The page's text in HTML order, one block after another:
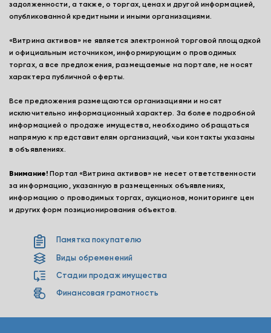
задолженности, а также, о торгах, ценах и другой информацией,
опубликованной кредитными и иными организациями.
«Витрина активов» не является электронной торговой площадкой
и официальным источником, информирующим о проводимых
торгах, а все предложения, размещаемые на портале, не носят
характера публичной оферты.
Все предложения размещаются организациями и носят
исключительно информационный характер. За более подробной
информацией о продаже имущества, необходимо обращаться
напрямую к представителям организаций, чьи контакты указаны
в объявлениях.
Внимание! Портал «Витрина активов» не несет ответственности
за информацию, указанную в размещенных объявлениях,
информацию о проводимых торгах, аукционов, мониторинге цен
и других форм позиционирования объектов.
Памятка покупателю
Виды обременений
Стадии продаж имущества
Финансовая грамотность